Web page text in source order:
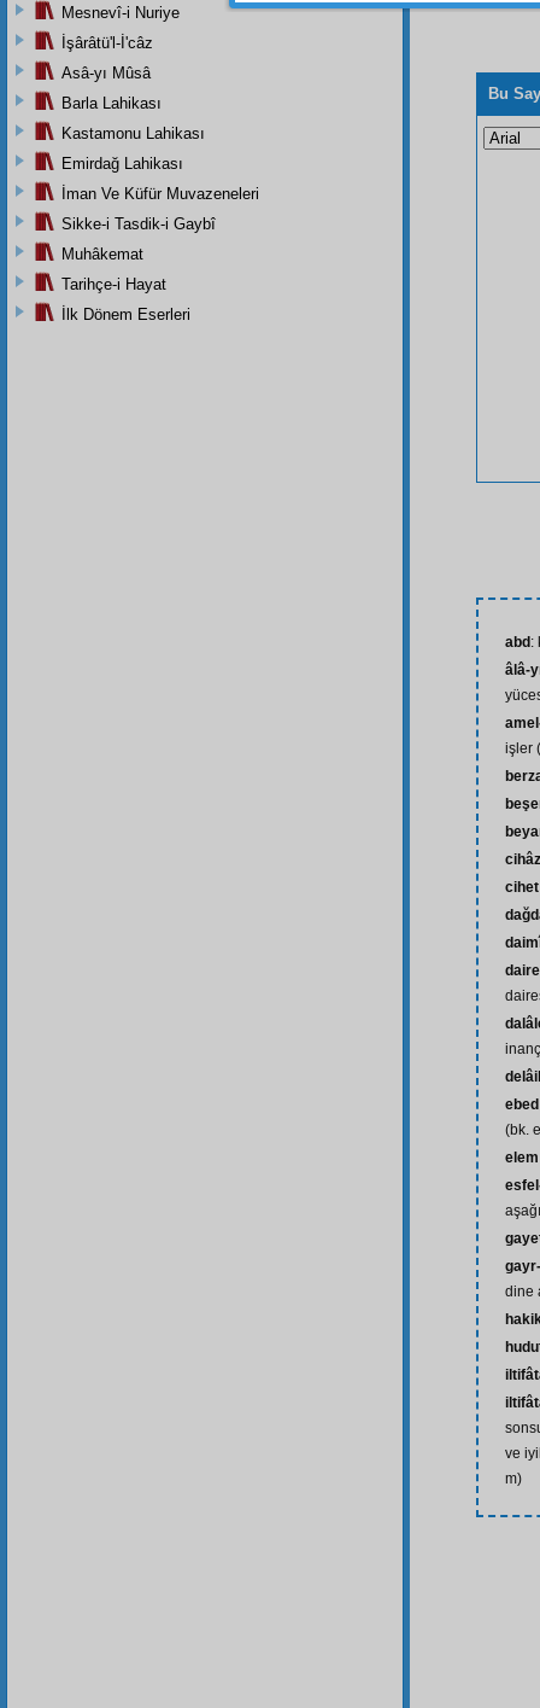
Bu
abd :
âlâ-
işler
cihet
ebed
(bk.
elem
dine
ve
m)
Mesnevî-i Nuriye
İşârâtü'l-İ'câz
Asâ-yı Mûsâ
Barla Lahikası
Kastamonu Lahikası
Emirdağ Lahikası
İman Ve Küfür Muvazeneleri
Sikke-i Tasdik-i Gaybî
Muhâkemat
Tarihçe-i Hayat
İlk Dönem Eserleri